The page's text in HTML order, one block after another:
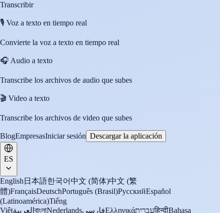
Transcribir
🎙️ Voz a texto en tiempo real
Convierte la voz a texto en tiempo real
🎧 Audio a texto
Transcribe los archivos de audio que subes
🎬 Video a texto
Transcribe los archivos de video que subes
BlogEmpresasIniciar sesión Descargar la aplicación
ES
English 日本語한국어中文 (简体)中文 (繁
體)FrançaisDeutschPortuguês (Brasil)РусскийEspañol
(Latinoamérica)Tiếng
Việtالعربية বাংলাNederlandsفارسیΕλληνικάעבריתहिन्दीBahasa